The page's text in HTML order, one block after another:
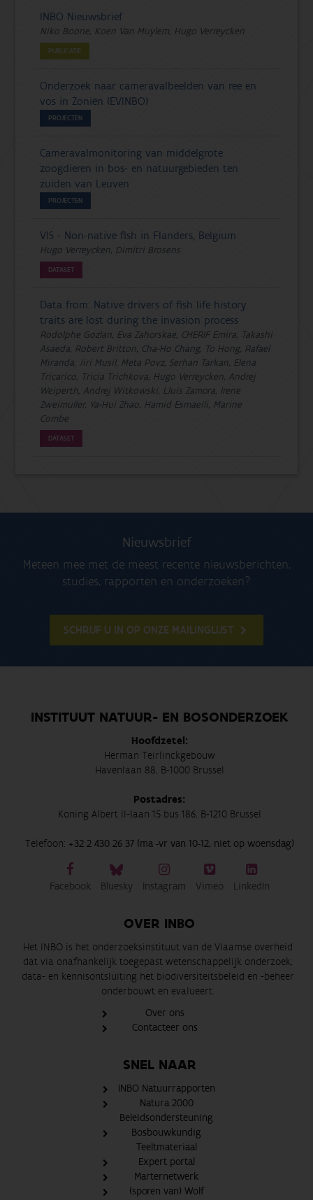
INBO Nieuwsbrief
Niko Boone, Koen Van Muylem, Hugo Verreycken
PUBLICATIE
Onderzoek naar cameravalbeelden van ree en
vos in Zoniën (EVINBO)
PROJECTEN
Cameravalmonitoring van middelgrote
zoogdieren in bos- en natuurgebieden ten
zuiden van Leuven
PROJECTEN
VIS - Non-native fish in Flanders, Belgium
Hugo Verreycken, Dimitri Brosens
DATASET
Data from: Native drivers of fish life history
traits are lost during the invasion process
Rodolphe Gozlan, Eva Zahorskae, CHERIF Emira, Takashi
Asaeda, Robert Britton, Cha-Ho Chang, To Hong, Rafael
Miranda, Jiri Musil, Meta Povz, Serhan Tarkan, Elena
Tricarico, Tricia Trichkova, Hugo Verreycken, Andrej
Weiperth, Andrej Witkowski, Lluis Zamora, Irene
Zweimuller, Ya-Hui Zhao, Hamid Esmaeili, Marine
Combe
DATASET
Nieuwsbrief
Meteen mee met de meest recente nieuwsberichten,
studies, rapporten en onderzoeken?
SCHRIJF U IN OP ONZE MAILINGLIJST
INSTITUUT NATUUR- EN BOSONDERZOEK
Hoofdzetel:
Herman Teirlinckgebouw
Havenlaan 88, B-1000 Brussel
Postadres:
Koning Albert II-laan 15 bus 186, B-1210 Brussel
Telefoon: +32 2 430 26 37 (ma -vr van 10-12, niet op woensdag)
Facebook Bluesky Instagram Vimeo LinkedIn
OVER INBO
Het INBO is het onderzoeksinstituut van de Vlaamse overheid
dat via onafhankelijk toegepast wetenschappelijk onderzoek,
data- en kennisontsluiting het biodiversiteitsbeleid en -beheer
onderbouwt en evalueert.
Over ons
Contacteer ons
SNEL NAAR
INBO Natuurrapporten
Natura 2000
Beleidsondersteuning
Bosbouwkundig
Teeltmateriaal
Expert portal
Marternetwerk
(sporen van) Wolf